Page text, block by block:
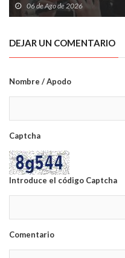
06 de Ago de 2026
DEJAR UN COMENTARIO
Nombre / Apodo
Captcha
Introduce el código Captcha
Comentario